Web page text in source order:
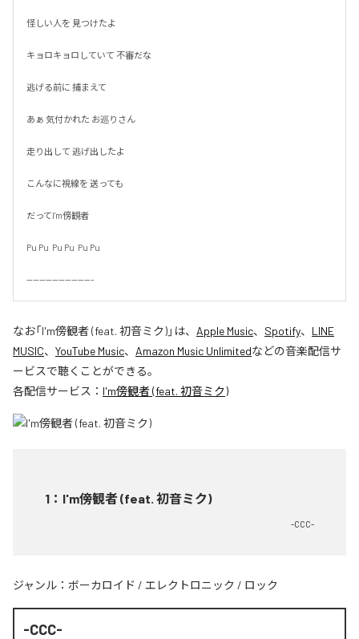
怪しい人を 見つけたよ
キョロキョロしていて 不審だな
逃げる前に 捕まえて
あぁ 気付かれた お巡りさん
走り出して 逃げ出したよ
こんなに視線を 送っても
だってI'm傍観者
Pu Pu  Pu Pu  Pu Pu
---------------------
なお「I'm傍観者 (feat. 初音ミク)」は、 Apple Music、 Spotify、 LINE
MUSIC、 YouTube Music、 Amazon Music Unlimitedなどの音楽配信サ
ービスで聴くことができる。
各配信サービス： I'm傍観者 (feat. 初音ミク)
1 ： I'm傍観者 (feat. 初音ミク)
-CCC-
ジャンル： ボーカロイド / エレクトロニック / ロック
-CCC-